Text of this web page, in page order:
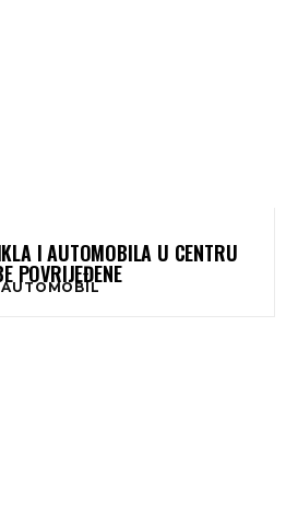
I AUTOMOBILA U CENTRU
POVRIJEĐENE